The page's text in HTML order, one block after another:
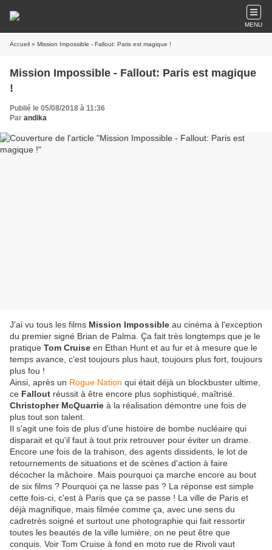
MENU
Accueil » Mission Impossible - Fallout: Paris est magique !
Mission Impossible - Fallout: Paris est magique
!
Publié le 05/08/2018 à 11:36
Par andika
J'ai vu tous les films Mission Impossible au cinéma à l'exception
du premier signé Brian de Palma. Ça fait très longtemps que je le
pratique Tom Cruise en Ethan Hunt et au fur et à mesure que le
temps avance, c'est toujours plus haut, toujours plus fort, toujours
plus fou !
Ainsi, après un Rogue Nation qui était déjà un blockbuster ultime,
ce Fallout réussit à être encore plus sophistiqué, maîtrisé.
Christopher McQuarrie à la réalisation démontre une fois de
plus tout son talent.
Il s'agit une fois de plus d'une histoire de bombe nucléaire qui
disparait et qu'il faut à tout prix retrouver pour éviter un drame.
Encore une fois de la trahison, des agents dissidents, le lot de
retournements de situations et de scènes d'action à faire
décocher la mâchoire. Mais pourquoi ça marche encore au bout
de six films ? Pourquoi ça ne lasse pas ? La réponse est simple
cette fois-ci, c'est à Paris que ça se passe ! La ville de Paris et
déjà magnifique, mais filmée comme ça, avec une sens du
cadretrès soigné et surtout une photographie qui fait ressortir
toutes les beautés de la ville lumière, on ne peut être que
conquis. Voir Tom Cruise à fond en moto rue de Rivoli vaut